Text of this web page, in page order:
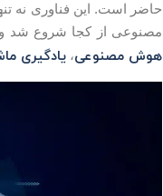
حاضر است. این فناوری نه
مصنوعی از کجا شروع شد
هوش مصنوعی، یادگیری